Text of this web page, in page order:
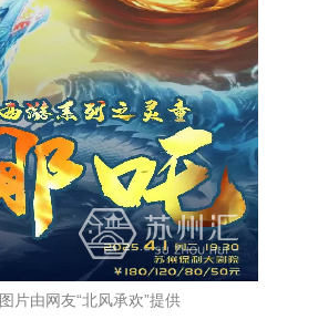
图片由网友“北风承欢”提供